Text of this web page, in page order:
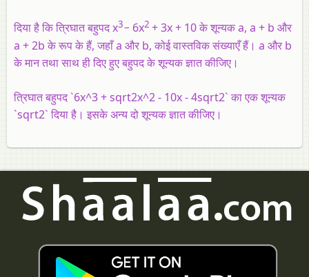
दिया है कि त्रिघात बहुपद x3− 6x2 + 3x + 10 के शून्यक a, a + b और
a + 2b के रूप के हैं, जहाँ a और b, कोई वास्तविक संख्याएँ हैं। a और b
के मान तथा साथ ही दिए हुए बहुपद के शून्यक ज्ञात कीजिए।
त्रिघात बहुपद `6x^3 + sqrt2x^2 - 10x - 4sqrt2` का एक शून्यक
`sqrt2` दिया है। इसके अन्य दो शून्यक ज्ञात कीजिए।